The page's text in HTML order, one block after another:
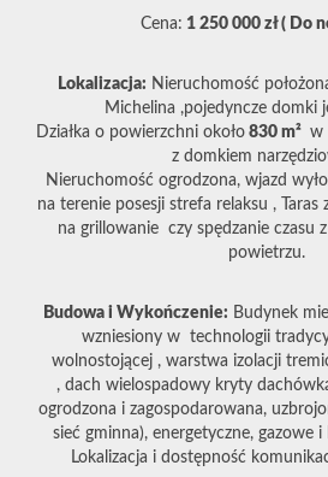
Cena: 1 250 000 zł ( Do
Lokalizacja: Nieruchomość
Michelina ,pojedyncze domki
Działka o powierzchni około 830 m² w
z domkiem
Nieruchomość ogrodzona, wjazd
na terenie posesji strefa relaksu ,
na grillowanie czy spędzanie czasu
powietrzu.
Budowa i Wykończenie: Budynek
wzniesiony w technologii
wolnostojącej , warstwa izolacji
, dach wielospadowy kryty
ogrodzona i zagospodarowana,
sieć gminna), energetyczne, gazowe
Lokalizacja i dostępność